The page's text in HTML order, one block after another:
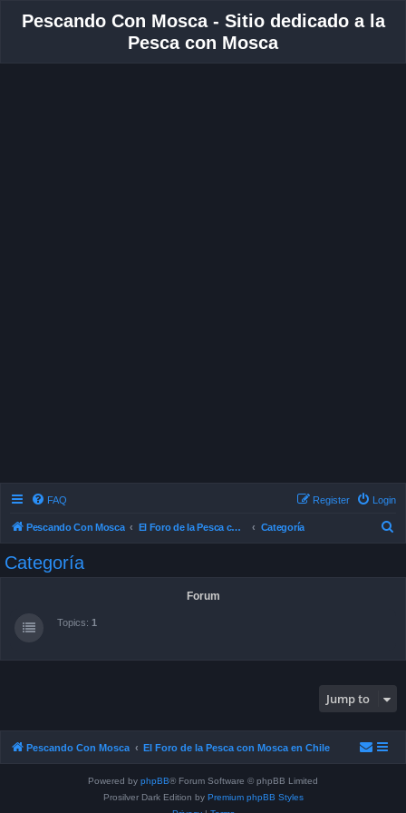
Pescando Con Mosca - Sitio dedicado a la
Pesca con Mosca
FAQ Login
Register
Pescando Con Mosca El Foro de la Pesca con Mosca en Chile Categoría
Categoría
Forum
Topics: 1
Jump to
Pescando Con Mosca El Foro de la Pesca con Mosca en Chile
Powered by phpBB® Forum Software © phpBB Limited
Prosilver Dark Edition by Premium phpBB Styles